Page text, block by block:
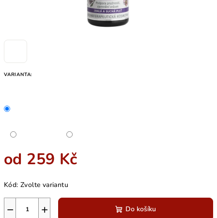
VARIANTA:
od 259 Kč
cena:
Kód: Zvolte variantu
+
− Do košíku